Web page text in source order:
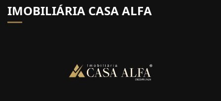
IMOBILIÁRIA CASA ALFA